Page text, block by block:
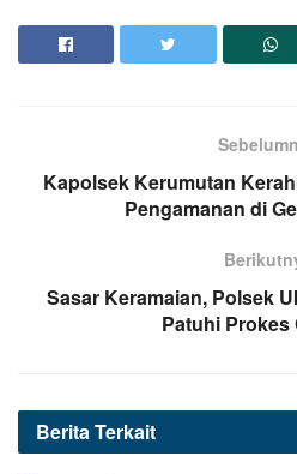
Kapolsek Kerumutan
Pengamanan di
Sasar Keramaian, Polsek
Patuhi Prokes
Berita Terkait